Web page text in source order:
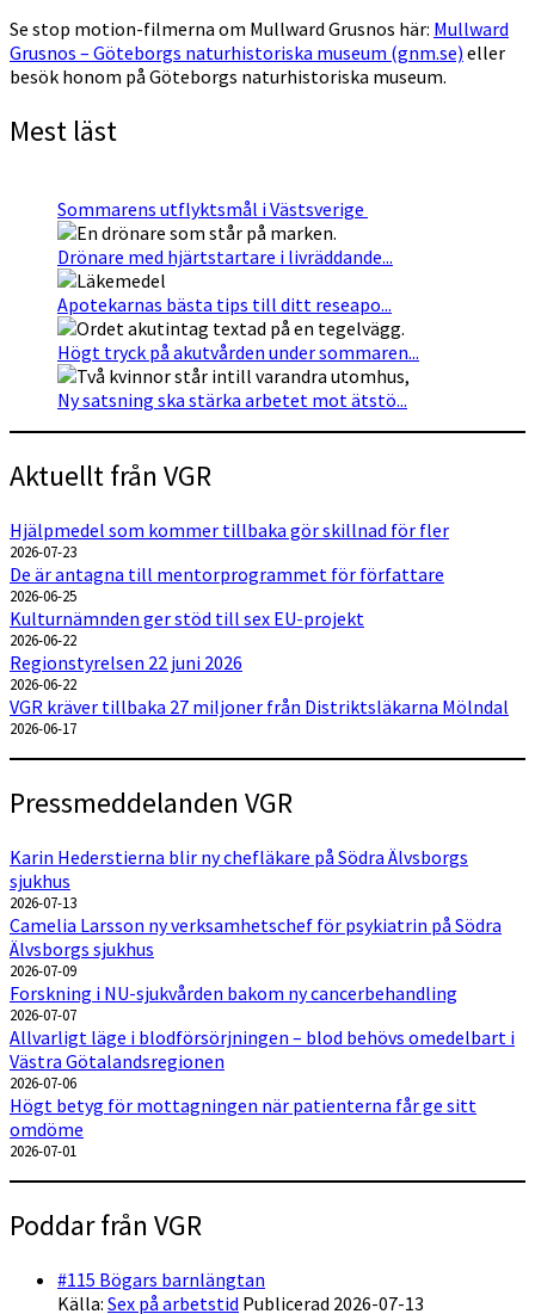
Se stop motion-filmerna om Mullward Grusnos här: Mullward
Grusnos – Göteborgs naturhistoriska museum (gnm.se) eller
besök honom på Göteborgs naturhistoriska museum.
Mest läst
Sommarens utflyktsmål i Västsverige
Drönare med hjärtstartare i livräddande...
Apotekarnas bästa tips till ditt reseapo...
Högt tryck på akutvården under sommaren...
Ny satsning ska stärka arbetet mot ätstö...
Aktuellt från VGR
Hjälpmedel som kommer tillbaka gör skillnad för fler
2026-07-23
De är antagna till mentorprogrammet för författare
2026-06-25
Kulturnämnden ger stöd till sex EU-projekt
2026-06-22
Regionstyrelsen 22 juni 2026
2026-06-22
VGR kräver tillbaka 27 miljoner från Distriktsläkarna Mölndal
2026-06-17
Pressmeddelanden VGR
Karin Hederstierna blir ny chefläkare på Södra Älvsborgs
sjukhus
2026-07-13
Camelia Larsson ny verksamhetschef för psykiatrin på Södra
Älvsborgs sjukhus
2026-07-09
Forskning i NU-sjukvården bakom ny cancerbehandling
2026-07-07
Allvarligt läge i blodförsörjningen – blod behövs omedelbart i
Västra Götalandsregionen
2026-07-06
Högt betyg för mottagningen när patienterna får ge sitt
omdöme
2026-07-01
Poddar från VGR
#115 Bögars barnlängtan
Källa: Sex på arbetstid Publicerad 2026-07-13